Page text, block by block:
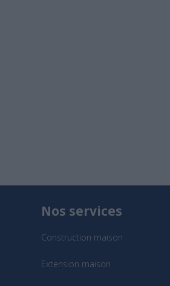
Nos services
Construction maison
Extension maison